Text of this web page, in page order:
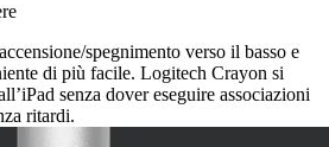
spegnimento verso il basso e
di più facile. Logitech Crayon si
senza dover eseguire associazioni
ritardi.